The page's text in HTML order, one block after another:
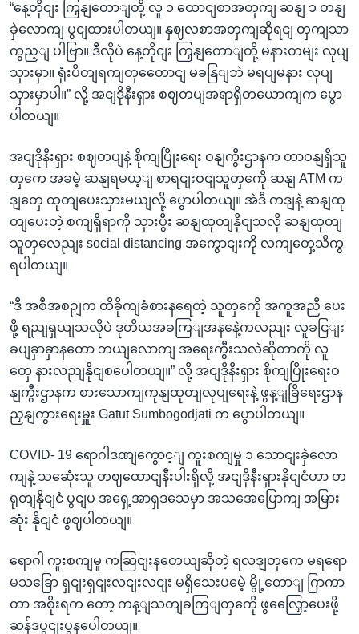
“နေ့တိုငျး ကြှနျတောျတို့ လူ ၁ ထောငျစာအတှကျ ဆနျ ၁ တနျ
ခှဲလောကျ ပွငျထားပါတယျ။ နှဈလစာအတှကျဆိုရငျ တှကျသာ
ကွည့ျ ပါဗြာ။ ဒီလိုပဲ နေ့တိုငျး ကြှနျတောျတို့ မနားတမျး လုပျ
သှားမှာ။ ရုံးပိတျရကျတှတေောငျ မခနြျဘဲ မရပျမနား လုပျ
သှားမှာပါ။” လို့ အငျဒိုနီးရှား စဈတပျအရာရှိတယောကျက ပွော
ပါတယျ။
အငျဒိုနီးရှား စဈတပျနဲ့ စိုကျပြိုးရေး ဝနျကွီးဌာနက တာဝနျရှိသူ
တှကေ အခမဲ့ ဆနျရမယ့ျ စာရငျးဝငျသူတှကေို ဆနျ ATM က
ဒျတှေ ထုတျပေးသှားမယျလို့ ပွောပါတယျ။ အဲဒီ ကဒျနဲ့ ဆနျထု
တျပေးတဲ့ စကျရှိရာကို သှားပွီး ဆနျထုတျနိုငျသလို ဆနျထုတျ
သူတှလေညျး social distancing အကွောငျးကို လကျတှေ့သိကွ
ရပါတယျ။
“ဒီ အစီအစဉျက ထိခိုကျခံစားနရေတဲ့ သူတှကေို အကူအညီ ပေး
ဖို့ ရညျရှယျသလိုပဲ ဒုတိယအခကြျအနနေဲ့ကလညျး လူခငြျး
ခပျခှာခှာနတော ဘယျလောကျ အရေးကွီးသလဲဆိုတာကို လူ
တှေ နားလညျနိုငျစပေါတယျ။” လို့ အငျဒိုနီးရှား စိုကျပြိုးရေးဝ
နျကွီးဌာနက စားသောကျကုနျထုတျလုပျရေးနဲ့ ဖွန့ျခြိရေးဌာန
ညှနျကွားရေးမှူး Gatut Sumbogodjati က ပွောပါတယျ။
COVID- 19 ရောဂါဒဏျကွောင့ျ ကူးစကျမှု ၁ သောငျးခှဲလော
ကျနဲ့ သဆေုံးသူ တဈထောငျနီးပါးရှိလို့ အငျဒိုနီးရှားနိုငျငံဟာ တ
ရုတျနိုငျငံ ပွငျပ အရှေ့အာရှဒသေမှာ အသအေပြောကျ အမြား
ဆုံး နိုငျငံ ဖွဈပါတယျ။
ရောဂါ ကူးစကျမှု ကဆြငျးနတေယျဆိုတဲ့ ရလဒျတှကေ မရရော
မသခြော ရှငျးရှငျးလငျးလငျး မရှိသေးပမေဲ့ မွို့တောျ ဂြာကာ
တာ အစိုးရက တော့ ကန့ျသတျခကြျတှကေို ဖွလြှေော့ပေးဖို့
ဆန်ဒပွငျးပွနပေါတယျ။